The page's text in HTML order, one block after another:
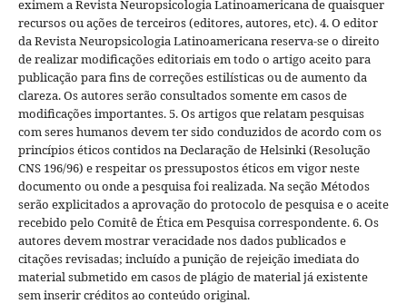
eximem a Revista Neuropsicologia Latinoamericana de quaisquer
recursos ou ações de terceiros (editores, autores, etc). 4. O editor
da Revista Neuropsicologia Latinoamericana reserva-se o direito
de realizar modificações editoriais em todo o artigo aceito para
publicação para fins de correções estilísticas ou de aumento da
clareza. Os autores serão consultados somente em casos de
modificações importantes. 5. Os artigos que relatam pesquisas
com seres humanos devem ter sido conduzidos de acordo com os
princípios éticos contidos na Declaração de Helsinki (Resolução
CNS 196/96) e respeitar os pressupostos éticos em vigor neste
documento ou onde a pesquisa foi realizada. Na seção Métodos
serão explicitados a aprovação do protocolo de pesquisa e o aceite
recebido pelo Comitê de Ética em Pesquisa correspondente. 6. Os
autores devem mostrar veracidade nos dados publicados e
citações revisadas; incluído a punição de rejeição imediata do
material submetido em casos de plágio de material já existente
sem inserir créditos ao conteúdo original.